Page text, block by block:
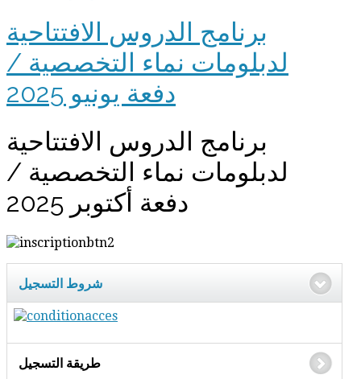
برنامج الدروس الافتتاحية
لدبلومات نماء التخصصية /
دفعة يونيو 2025
برنامج الدروس الافتتاحية
لدبلومات نماء التخصصية /
دفعة أكتوبر 2025
شروط التسجيل
طريقة التسجيل